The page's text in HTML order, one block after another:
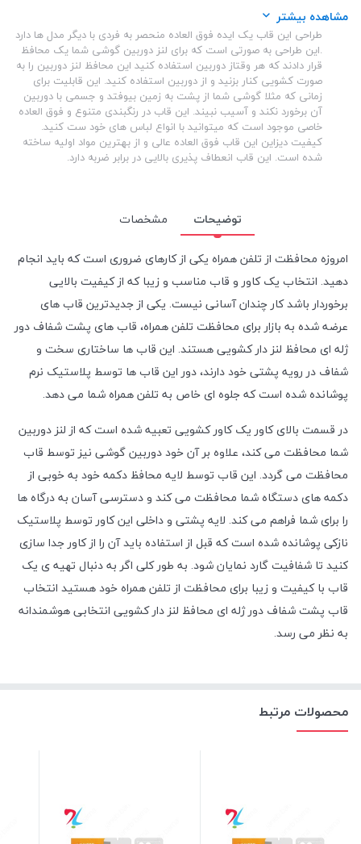
ساختار: شفاف
ساختار:TPU
مشاهده بیشتر
طراحی این قاب یک ایده فوق العاده منحصر به فردی با دیگر مدل ها دارد
.این طراحی به صورتی است که برای لنز دوربین گوشی شما یک محافظ
قرار دادند که هر وقتاز دوربین استفاده کنید این محافظ لنز دوربین را به
صورت کشویی کنار بزنید و از دوربین استفاده کنید. این قابلیت برای
زمانی که مثلا گوشی شما از پشت به زمین بیوفتد و جسمی با دوربین
آن برخورد نکند و آسیب نبیند. این قاب در رنگبندی متنوع و فوق العاده
خاصی موجود است که میتوانید با انواع لباس های خود ست کنید.
کیفیت دیزاین این قاب فوق العاده عالی و از بهترین مواد اولیه ساخته
شده است. این قاب انعطاف پذیری بالایی در برابر ضربه دارد.
توضیحات
مشخصات
امروزه محافظت از تلفن همراه یکی از کارهای ضروری است که باید انجام
دهید. انتخاب یک کاور و قاب مناسب و زیبا که از کیفیت بالایی
برخوردار باشد کار چندان آسانی نیست. یکی از جدیدترین قاب های
عرضه شده به بازار برای محافظت تلفن همراه، قاب های پشت شفاف دور
ژله ای محافظ لنز دار کشویی هستند. این قاب ها ساختاری سخت و
شفاف در رویه پشتی خود دارند، دور این قاب ها توسط پلاستیک نرم
پوشانده شده است که جلوه ای خاص به تلفن همراه شما می دهد.
در قسمت بالای کاور یک کاور کشویی تعبیه شده است که از لنز دوربین
شما محافظت می کند، علاوه بر آن خود دوربین گوشی نیز توسط قاب
محافظت می گردد. این قاب توسط لایه محافظ دکمه خود به خوبی از
دکمه های دستگاه شما محافظت می کند و دسترسی آسان به درگاه ها
را برای شما فراهم می کند. لایه پشتی و داخلی این کاور توسط پلاستیک
نازکی پوشانده شده است که قبل از استفاده باید آن را از کاور جدا سازی
کنید تا شفافیت گارد نمایان شود. به طور کلی اگر به دنبال تهیه ی یک
قاب با کیفیت و زیبا برای محافظت از تلفن همراه خود هستید انتخاب
قاب پشت شفاف دور ژله ای محافظ لنز دار کشویی انتخابی هوشمندانه
به نظر می رسد.
محصولات مرتبط